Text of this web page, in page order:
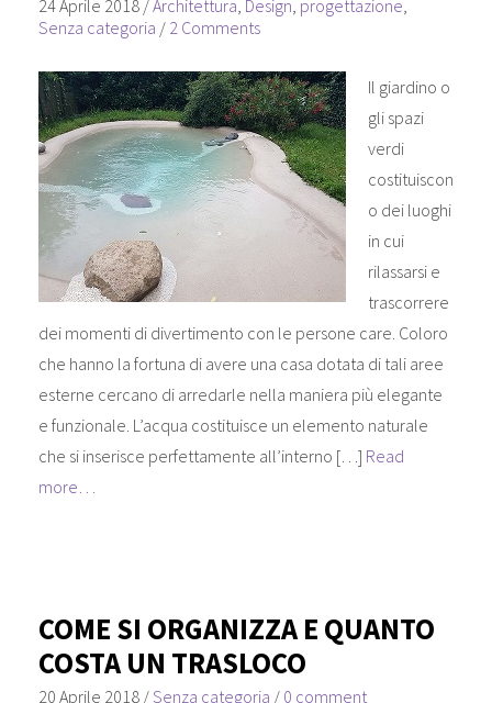
24 Aprile 2018/Architettura, Design, progettazione,
Senza categoria / 2 Comments
Il giardino o
gli spazi
verdi
costituiscon
o dei luoghi
in cui
rilassarsi e
trascorrere
dei momenti di divertimento con le persone care. Coloro
che hanno la fortuna di avere una casa dotata di tali aree
esterne cercano di arredarle nella maniera più elegante
e funzionale. L’acqua costituisce un elemento naturale
che si inserisce perfettamente all’interno […] Read
more…
COME SI ORGANIZZA E QUANTO
COSTA UN TRASLOCO
20 Aprile 2018/Senza categoria / 0 comment